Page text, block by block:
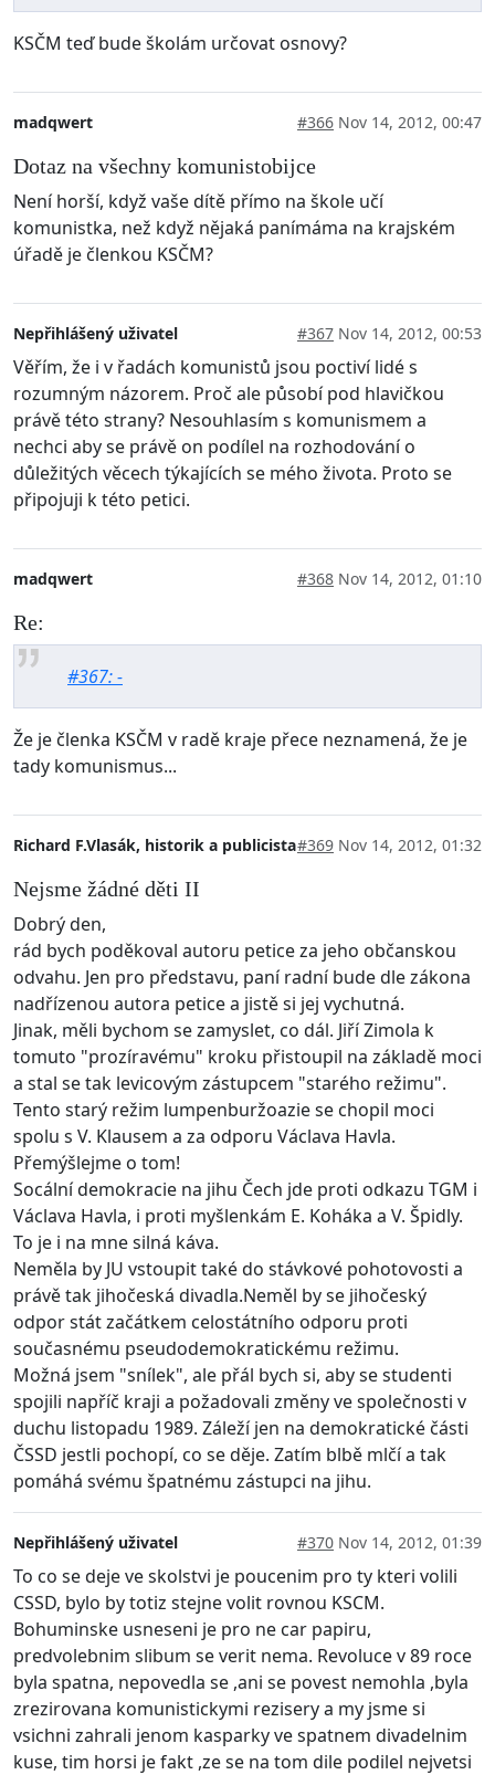
KSČM teď bude školám určovat osnovy?
madqwert #366 Nov 14, 2012, 00:47
Dotaz na všechny komunistobijce
Není horší, když vaše dítě přímo na škole učí
komunistka, než když nějaká panímáma na krajském
úřadě je členkou KSČM?
Nepřihlášený uživatel #367 Nov 14, 2012, 00:53
Věřím, že i v řadách komunistů jsou poctiví lidé s
rozumným názorem. Proč ale působí pod hlavičkou
právě této strany? Nesouhlasím s komunismem a
nechci aby se právě on podílel na rozhodování o
důležitých věcech týkajících se mého života. Proto se
připojuji k této petici.
madqwert #368 Nov 14, 2012, 01:10
Re:
#367: -
Že je členka KSČM v radě kraje přece neznamená, že je
tady komunismus...
Richard F.Vlasák, historik a publicista#369 Nov 14, 2012, 01:32
Nejsme žádné děti II
Dobrý den,
rád bych poděkoval autoru petice za jeho občanskou
odvahu. Jen pro představu, paní radní bude dle zákona
nadřízenou autora petice a jistě si jej vychutná.
Jinak, měli bychom se zamyslet, co dál. Jiří Zimola k
tomuto "prozíravému" kroku přistoupil na základě moci
a stal se tak levicovým zástupcem "starého režimu".
Tento starý režim lumpenburžoazie se chopil moci
spolu s V. Klausem a za odporu Václava Havla.
Přemýšlejme o tom!
Socální demokracie na jihu Čech jde proti odkazu TGM i
Václava Havla, i proti myšlenkám E. Koháka a V. Špidly.
To je i na mne silná káva.
Neměla by JU vstoupit také do stávkové pohotovosti a
právě tak jihočeská divadla.Neměl by se jihočeský
odpor stát začátkem celostátního odporu proti
současnému pseudodemokratickému režimu.
Možná jsem "snílek", ale přál bych si, aby se studenti
spojili napříč kraji a požadovali změny ve společnosti v
duchu listopadu 1989. Záleží jen na demokratické části
ČSSD jestli pochopí, co se děje. Zatím blbě mlčí a tak
pomáhá svému špatnému zástupci na jihu.
Nepřihlášený uživatel #370 Nov 14, 2012, 01:39
To co se deje ve skolstvi je poucenim pro ty kteri volili
CSSD, bylo by totiz stejne volit rovnou KSCM.
Bohuminske usneseni je pro ne car papiru,
predvolebnim slibum se verit nema. Revoluce v 89 roce
byla spatna, nepovedla se ,ani se povest nemohla ,byla
zrezirovana komunistickymi rezisery a my jsme si
vsichni zahrali jenom kasparky ve spatnem divadelnim
kuse, tim horsi je fakt ,ze se na tom dile podilel nejvetsi